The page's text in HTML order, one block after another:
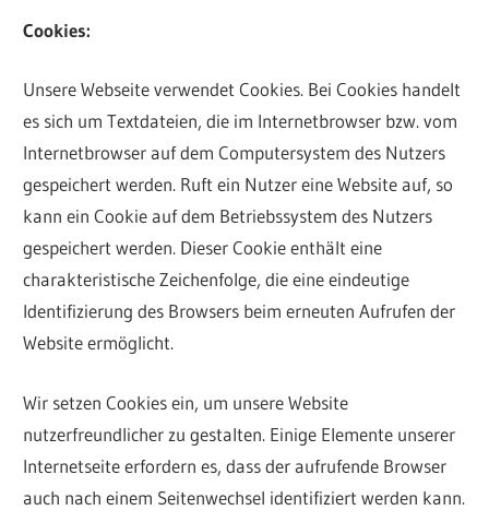
Cookies:
Unsere Webseite verwendet Cookies. Bei Cookies handelt
es sich um Textdateien, die im Internetbrowser bzw. vom
Internetbrowser auf dem Computersystem des Nutzers
gespeichert werden. Ruft ein Nutzer eine Website auf, so
kann ein Cookie auf dem Betriebssystem des Nutzers
gespeichert werden. Dieser Cookie enthält eine
charakteristische Zeichenfolge, die eine eindeutige
Identifizierung des Browsers beim erneuten Aufrufen der
Website ermöglicht.
Wir setzen Cookies ein, um unsere Website
nutzerfreundlicher zu gestalten. Einige Elemente unserer
Internetseite erfordern es, dass der aufrufende Browser
auch nach einem Seitenwechsel identifiziert werden kann.